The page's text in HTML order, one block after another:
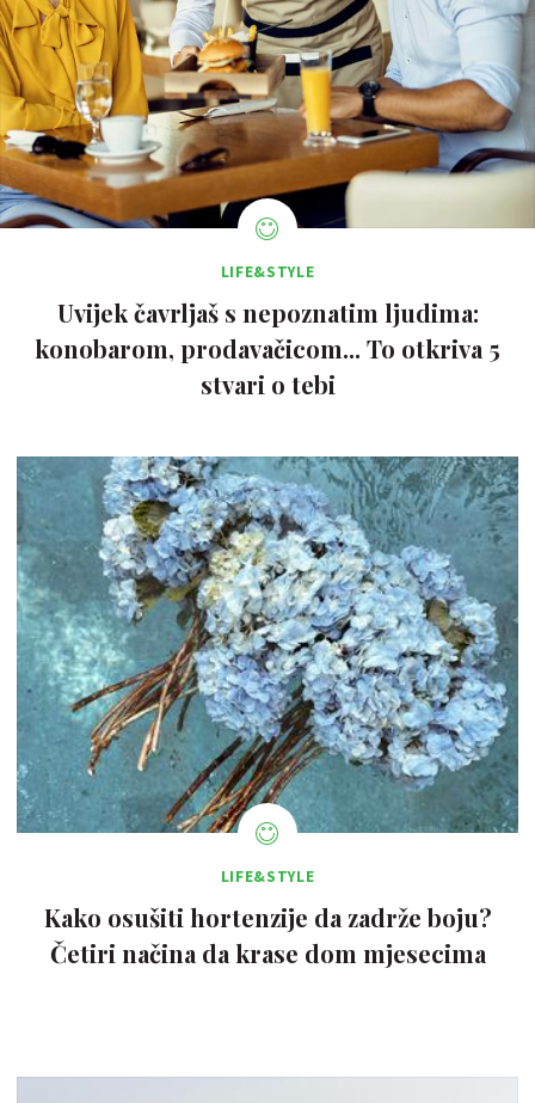
LIFE&STYLE
Uvijek čavrljaš s nepoznatim ljudima:
konobarom, prodavačicom... To otkriva 5
stvari o tebi
LIFE&STYLE
Kako osušiti hortenzije da zadrže boju?
Četiri načina da krase dom mjesecima